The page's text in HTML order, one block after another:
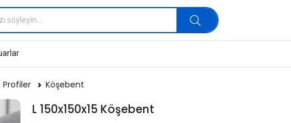
Profiler Köşebent
L 150x150x15 Köşebent